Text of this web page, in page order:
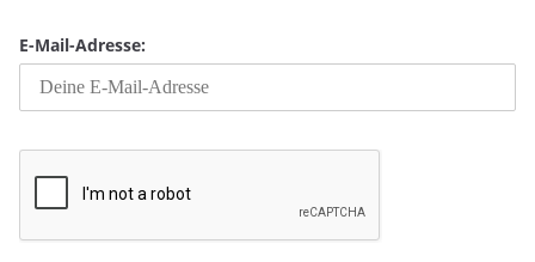
E-Mail-Adresse: